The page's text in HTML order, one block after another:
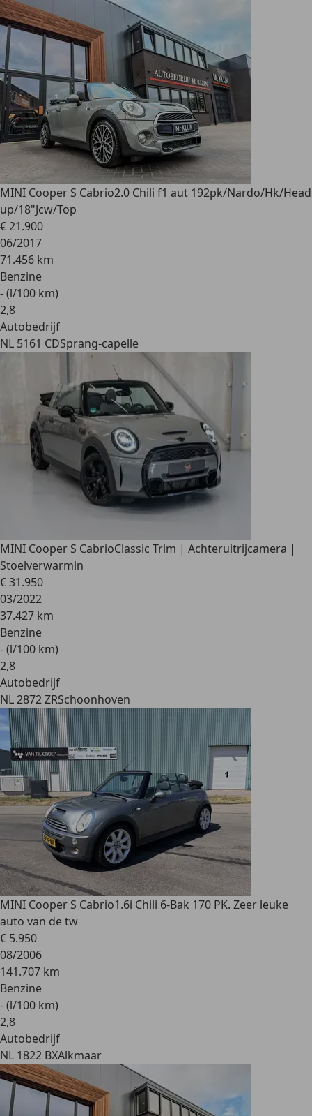
MINI Cooper S Cabrio2.0 Chili f1 aut 192pk/Nardo/Hk/Head
up/18"Jcw/Top
€ 21.900
06/2017
71.456 km
Benzine
- (l/100 km)
2,8
Autobedrijf
NL 5161 CDSprang-capelle
MINI Cooper S CabrioClassic Trim | Achteruitrijcamera |
Stoelverwarmin
€ 31.950
03/2022
37.427 km
Benzine
- (l/100 km)
2,8
Autobedrijf
NL 2872 ZRSchoonhoven
MINI Cooper S Cabrio1.6i Chili 6-Bak 170 PK. Zeer leuke
auto van de tw
€ 5.950
08/2006
141.707 km
Benzine
- (l/100 km)
2,8
Autobedrijf
NL 1822 BXAlkmaar